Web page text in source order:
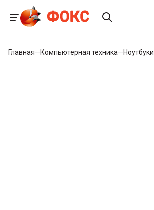
Главная—Компьютерная техника—Ноутбуки